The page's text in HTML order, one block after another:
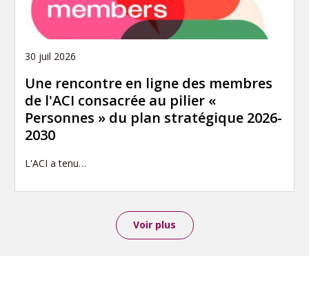
30 juil 2026
Une rencontre en ligne des membres
de l'ACI consacrée au pilier «
Personnes » du plan stratégique 2026-
2030
L'ACI a tenu…
Voir plus